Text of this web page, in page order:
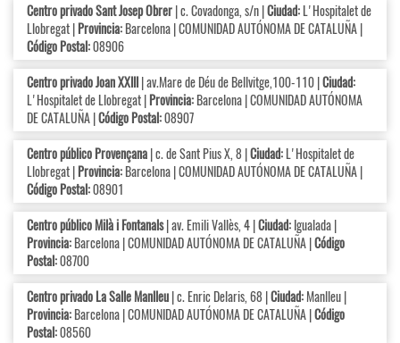
Centro privado Sant Josep Obrer| c. Covadonga, s/n |Ciudad:L'Hospitalet de
Llobregat |Provincia:Barcelona | COMUNIDAD AUTÓNOMA DE CATALUÑA |
Código Postal:08906
Centro privado Joan XXIII| av.Mare de Déu de Bellvitge,100-110 |Ciudad:
L'Hospitalet de Llobregat |Provincia:Barcelona | COMUNIDAD AUTÓNOMA
DE CATALUÑA |Código Postal:08907
Centro público Provençana| c. de Sant Pius X, 8 |Ciudad:L'Hospitalet de
Llobregat |Provincia:Barcelona | COMUNIDAD AUTÓNOMA DE CATALUÑA |
Código Postal:08901
Centro público Milà i Fontanals| av. Emili Vallès, 4 |Ciudad:Igualada |
Provincia:Barcelona | COMUNIDAD AUTÓNOMA DE CATALUÑA |Código
Postal:08700
Centro privado La Salle Manlleu| c. Enric Delaris, 68 |Ciudad:Manlleu |
Provincia:Barcelona | COMUNIDAD AUTÓNOMA DE CATALUÑA |Código
Postal:08560